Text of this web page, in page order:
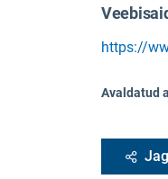
https://
Avaldatud